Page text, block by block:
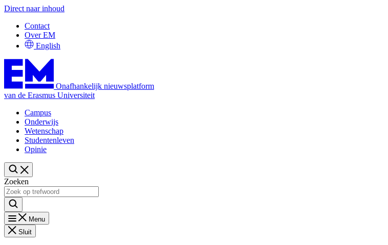
Direct naar inhoud
Contact
Over EM
English
Onafhankelijk nieuwsplatform
van de Erasmus Universiteit
Campus
Onderwijs
Wetenschap
Studentenleven
Opinie
Zoeken
Menu
Sluit